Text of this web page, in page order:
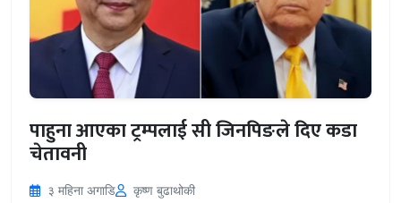
पाहुना आएका ट्रम्पलाई सी जिनपिङले दिए कडा
चेतावनी
३ महिना अगाडि कृष्ण बुढाथोकी